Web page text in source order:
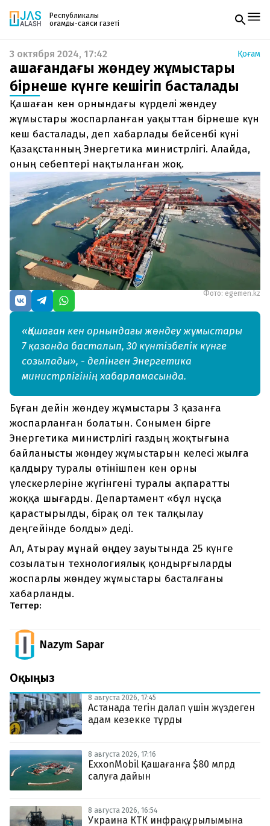
Республикалық
қоғамдық-саяси газеті
Жаңалықтар
Спорт
Live
Руханият
Аймақ
Архив
Заң және тәртіп
Редакциямен байланыс
+7 708 604 51 06
Жарнама бөлімі
+7 701 220 64 52
Пошта
zhasalash100@gmail.com
Газетке жазылу
PDF форматтағы газетті ай сайын электронды
поштаңызға алып отырыңыз. Жаңа нөмір
шыққан сәтте сізге бірден жіберіледі. Тек email
енгізіңіз, біз қалғанын өзіміз жібереміз.
3 октября 2024, 17:42 Қоғам
Қашағандағы жөндеу жұмыстары
бірнеше күнге кешігіп басталады
Қашаған кен орнындағы күрделі жөндеу
жұмыстары жоспарланған уақыттан бірнеше күн
кеш басталады, деп хабарлады бейсенбі күні
Қазақстанның Энергетика министрлігі. Алайда,
оның себептері нақтыланған жоқ.
Фото: egemen.kz
«Қашаған кен орнындағы жөндеу жұмыстары
7 қазанда басталып, 30 күнтізбелік күнге
созылады», - делінген Энергетика
министрлігінің хабарламасында.
Бұған дейін жөндеу жұмыстары 3 қазанға
жоспарланған болатын. Сонымен бірге
Энергетика министрлігі газдың жоқтығына
байланысты жөндеу жұмыстарын келесі жылға
қалдыру туралы өтінішпен кен орны
үлескерлеріне жүгінгені туралы ақпаратты
жоққа шығарды. Департамент «бұл нұсқа
қарастырылды, бірақ ол тек талқылау
деңгейінде болды» деді.
Ал, Атырау мұнай өңдеу зауытында 25 күнге
созылатын технологиялық қондырғыларды
жоспарлы жөндеу жұмыстары басталғаны
хабарланды.
Тегтер:
Nazym Sapar
Оқыңыз
8 августа 2026, 17:45
Астанада тегін далап үшін жүздеген
адам кезекке тұрды
8 августа 2026, 17:16
ExxonMobil Қашағанға $80 млрд
салуға дайын
8 августа 2026, 16:54
Украина КТК инфрақұрылымына